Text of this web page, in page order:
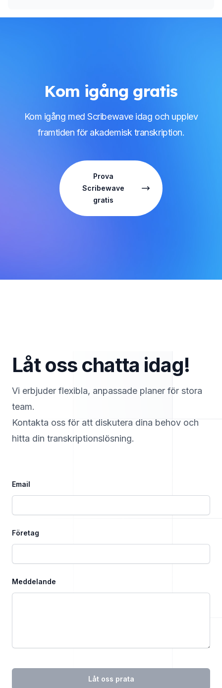
Kom igång gratis
Kom igång med Scribewave idag och upplev
framtiden för akademisk transkription.
Prova
Scribewave
gratis
Låt oss chatta idag!
Vi erbjuder flexibla, anpassade planer för stora
team.
Kontakta oss för att diskutera dina behov och
hitta din transkriptionslösning.
Email
Företag
Meddelande
Låt oss prata